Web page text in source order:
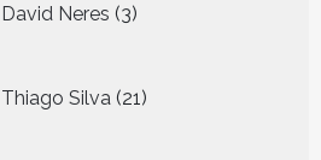
David Neres 3
producten
Thiago Silva 21
producten